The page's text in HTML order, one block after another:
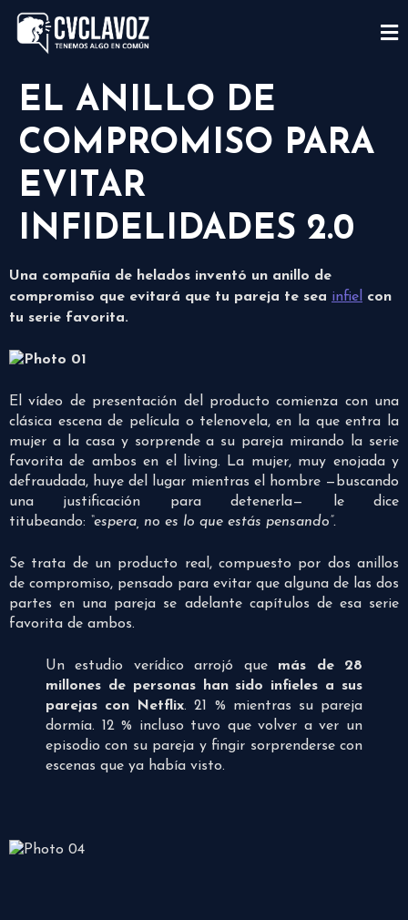
EL ANILLO DE
COMPROMISO PARA
EVITAR
INFIDELIDADES 2.0
Una compañía de helados inventó un anillo de
compromiso que evitará que tu pareja te sea infiel con
tu serie favorita.
El vídeo de presentación del producto comienza con una
clásica escena de película o telenovela, en la que entra la
mujer a la casa y sorprende a su pareja mirando la serie
favorita de ambos en el living. La mujer, muy enojada y
defraudada, huye del lugar mientras el hombre —buscando
una justificación para detenerla— le dice
titubeando: “espera, no es lo que estás pensando”.
Se trata de un producto real, compuesto por dos anillos
de compromiso, pensado para evitar que alguna de las dos
partes en una pareja se adelante capítulos de esa serie
favorita de ambos.
Un estudio verídico arrojó que más de 28
millones de personas han sido infieles a sus
parejas con Netflix. 21 % mientras su pareja
dormía. 12 % incluso tuvo que volver a ver un
episodio con su pareja y fingir sorprenderse con
escenas que ya había visto.